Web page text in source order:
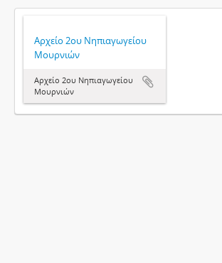
Αρχείο 2ου Νηπιαγωγείου
Μουρνιών
Αρχείο 2ου Νηπιαγωγείου
Μουρνιών